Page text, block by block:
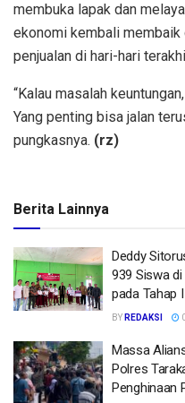
membuka lapak dan
ekonomi kembali membaik
penjualan di hari-hari
“Kalau masalah
Yang penting bisa jalan
pungkasnya. (rz)
Berita Lainnya
Deddy
939 Siswa di
pada Tahap
BY REDAKSI
Massa
Polres
Penghinaan